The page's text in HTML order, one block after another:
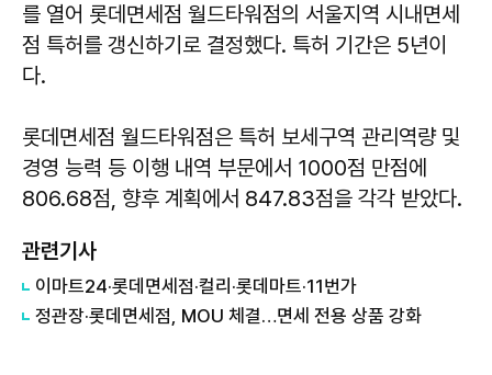
를 열어 롯데면세점 월드타워점의 서울지역 시내면세
점 특허를 갱신하기로 결정했다. 특허 기간은 5년이
다.
롯데면세점 월드타워점은 특허 보세구역 관리역량 및
경영 능력 등 이행 내역 부문에서 1000점 만점에
806.68점, 향후 계획에서 847.83점을 각각 받았다.
관련기사
이마트24·롯데면세점·컬리·롯데마트·11번가
정관장·롯데면세점, MOU 체결…면세 전용 상품 강화